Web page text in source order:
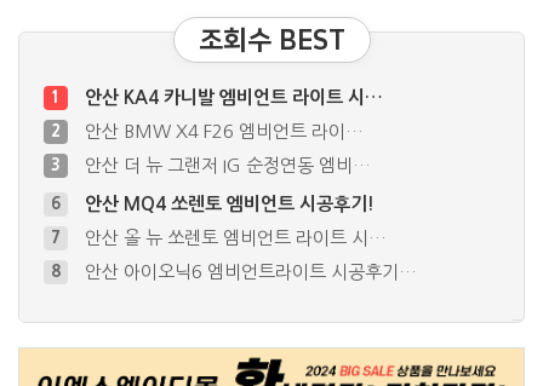
조회수 BEST
6 안산 MQ4 쏘렌토 엠비언트 시공후기!
7 안산 올 뉴 쏘렌토 엠비언트 라이트 시…
8 안산 아이오닉6 엠비언트라이트 시공후기…
4 안산 CN7 아반떼 순정연동 엠비언트 …
1 안산 KA4 카니발 엠비언트 라이트 시…
2 안산 BMW X4 F26 엠비언트 라이…
3 안산 더 뉴 그랜저 IG 순정연동 엠비…